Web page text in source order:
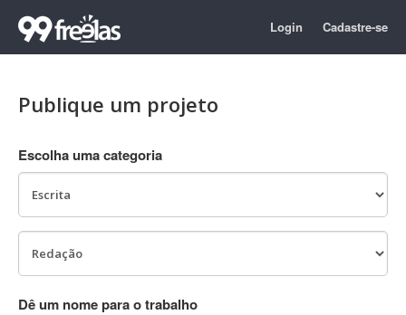
Login Cadastre-se
Publique um projeto
Escolha uma categoria
Dê um nome para o trabalho